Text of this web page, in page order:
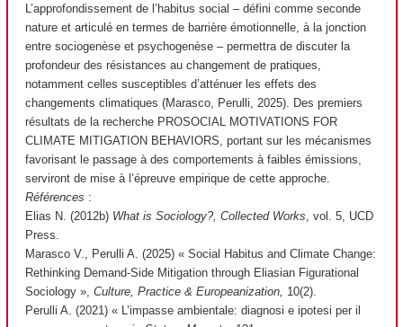
L’approfondissement de l’habitus social – défini comme seconde
nature et articulé en termes de barrière émotionnelle, à la jonction
entre sociogenèse et psychogenèse – permettra de discuter la
profondeur des résistances au changement de pratiques,
notamment celles susceptibles d’atténuer les effets des
changements climatiques (Marasco, Perulli, 2025). Des premiers
résultats de la recherche PROSOCIAL MOTIVATIONS FOR
CLIMATE MITIGATION BEHAVIORS, portant sur les mécanismes
favorisant le passage à des comportements à faibles émissions,
serviront de mise à l’épreuve empirique de cette approche.
Références :
Elias N. (2012b) What is Sociology?, Collected Works , vol. 5, UCD
Press.
Marasco V., Perulli A. (2025) « Social Habitus and Climate Change:
Rethinking Demand-Side Mitigation through Eliasian Figurational
Sociology », Culture, Practice & Europeanization, 10(2).
Perulli A. (2021) « L’impasse ambientale: diagnosi e ipotesi per il